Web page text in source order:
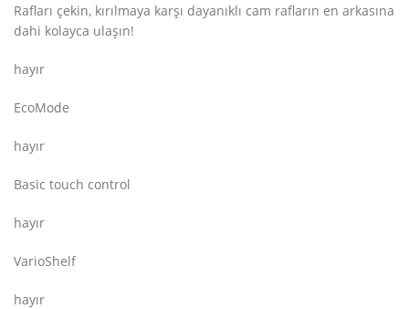
Rafları çekin, kırılmaya karşı dayanıklı cam rafların en arkasına
dahi kolayca ulaşın!
hayır
EcoMode
hayır
Basic touch control
hayır
VarioShelf
hayır